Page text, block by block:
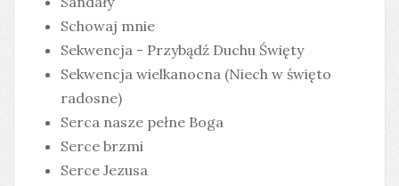
Schowaj mnie
Sekwencja - Przybądź Duchu Święty
Sekwencja wielkanocna (Niech w święto
radosne)
Serca nasze pełne Boga
Serce brzmi
Serce Jezusa